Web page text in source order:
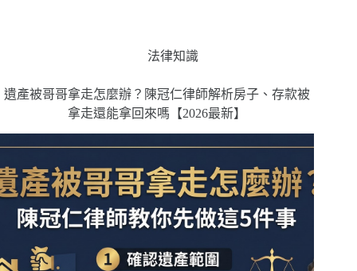
法律知識
遺產被哥哥拿走怎麼辦？陳冠仁律師解析房子、存款被
拿走還能拿回來嗎【2026最新】